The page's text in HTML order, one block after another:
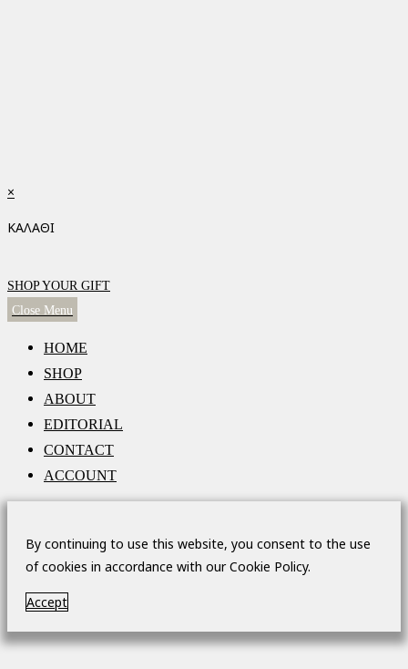
×
ΚΑΛΑΘΙ
SHOP YOUR GIFT
Close Menu
HOME
SHOP
ABOUT
EDITORIAL
CONTACT
ACCOUNT
By continuing to use this website, you consent to the use
of cookies in accordance with our Cookie Policy.
Accept